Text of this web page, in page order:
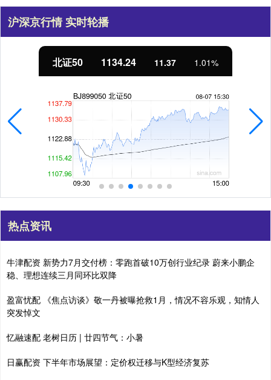
沪深京行情 实时轮播
北证50 1134.24 11.37 1.01%
热点资讯
牛津配资 新势力7月交付榜：零跑首破10万创行业纪录 蔚来小鹏企
稳、理想连续三月同环比双降
盈富忧配 《焦点访谈》敬一丹被曝抢救1月，情况不容乐观，知情人
突发悼文
忆融速配 老树日历 | 廿四节气：小暑
日赢配资 下半年市场展望：定价权迁移与K型经济复苏